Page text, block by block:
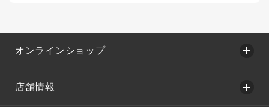
オンラインショップ
店舗情報